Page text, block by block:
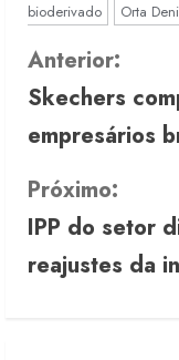
bioderivado
Orta
C
o
n
t
i
Anterior:
Skechers
empresários
Próximo:
IPP do setor
reajustes da